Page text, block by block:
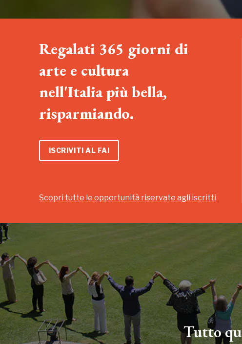
Regalati 365 giorni di
arte e cultura
nell'Italia più bella,
risparmiando.
ISCRIVITI AL FAI
Scopri tutte le opportunità riservate agli iscritti
Tutto